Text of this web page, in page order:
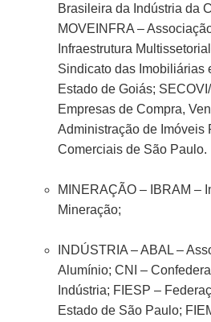
Brasileira da Indústria da
MOVEINFRA –
Infraestrutura
Sindicato das Imobiliárias
Estado de Goiás;
Empresas de Compra,
Administração de Imóveis
Comerciais de São Paulo.
MINERAÇÃO – IBRAM –
Mineração;
INDÚSTRIA – ABAL –
Alumínio; CNI –
Indústria; FIESP –
Estado de São Paulo;